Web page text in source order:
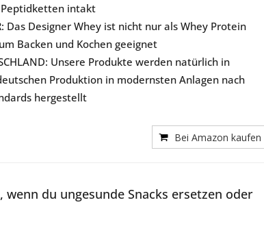
intakt
Das Designer Whey ist nicht nur als Whey Protein
Backen und Kochen geeignet
Unsere Produkte werden natürlich in
Produktion in modernsten Anlagen nach
hergestellt
Bei Amazon kaufen
du ungesunde Snacks ersetzen oder